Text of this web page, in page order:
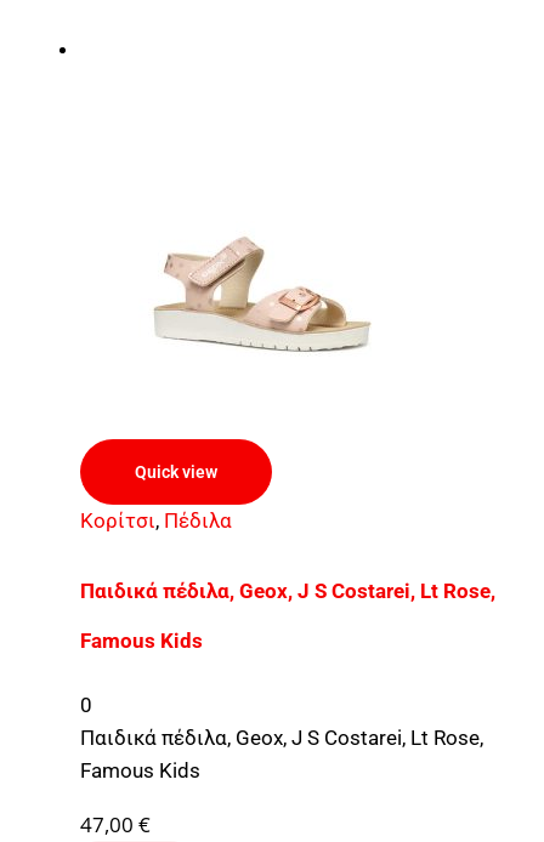
Quick view
Κορίτσι, Πέδιλα
Παιδικά πέδιλα, Geox, J S Costarei, Lt Rose,
Famous Kids
0
Παιδικά πέδιλα, Geox, J S Costarei, Lt Rose,
Famous Kids
47,00 €